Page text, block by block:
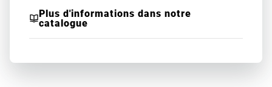
Plus d'informations dans notre
catalogue